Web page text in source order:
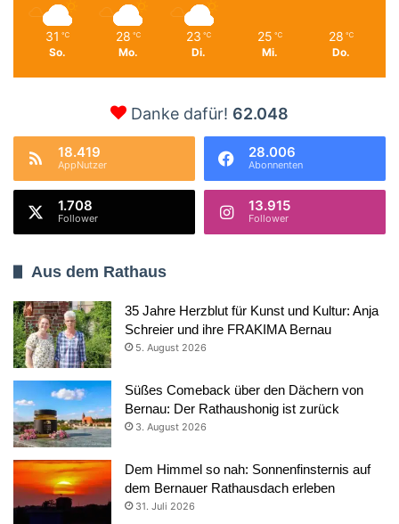
31 ℃
So.
28 ℃
Mo.
23 ℃
Di.
25 ℃
Mi.
28 ℃
Do.
Danke dafür! 62.048
18.419
AppNutzer
28.006
Abonnenten
1.708
Follower
13.915
Follower
Aus dem Rathaus
35 Jahre Herzblut für Kunst und Kultur: Anja
Schreier und ihre FRAKIMA Bernau
5. August 2026
Süßes Comeback über den Dächern von
Bernau: Der Rathaushonig ist zurück
3. August 2026
Dem Himmel so nah: Sonnenfinsternis auf
dem Bernauer Rathausdach erleben
31. Juli 2026